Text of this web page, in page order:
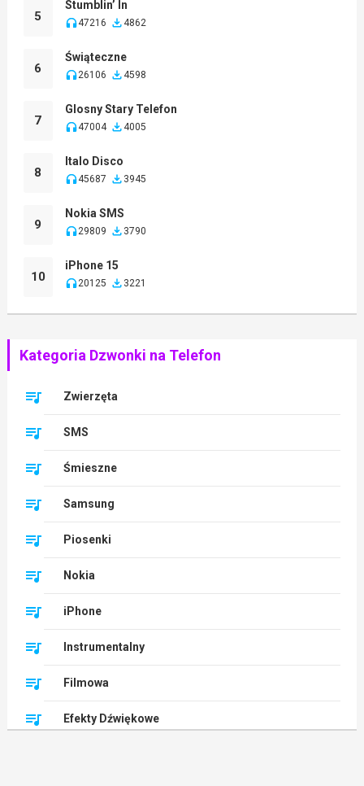
5
Stumblin’ In
47216 4862
6
Świąteczne
26106 4598
7
Glosny Stary Telefon
47004 4005
8
Italo Disco
45687 3945
9
Nokia SMS
29809 3790
10
iPhone 15
20125 3221
Kategoria Dzwonki na Telefon
Zwierzęta
SMS
Śmieszne
Samsung
Piosenki
Nokia
iPhone
Instrumentalny
Filmowa
Efekty Dźwiękowe